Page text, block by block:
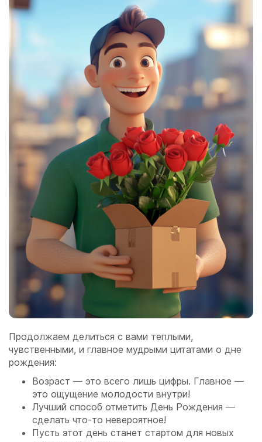
Продолжаем делиться с вами теплыми,
чувственными, и главное мудрыми цитатами о дне
рождения:
Возраст — это всего лишь цифры. Главное —
это ощущение молодости внутри!
Лучший способ отметить День Рождения —
сделать что-то невероятное!
Пусть этот день станет стартом для новых